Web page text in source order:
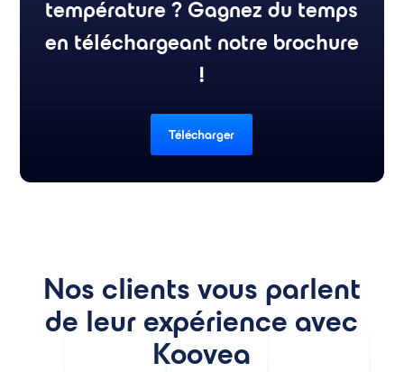
température ? Gagnez du temps
en téléchargeant notre brochure
!
Télécharger
Nos clients vous parlent
de leur expérience avec
Koovea